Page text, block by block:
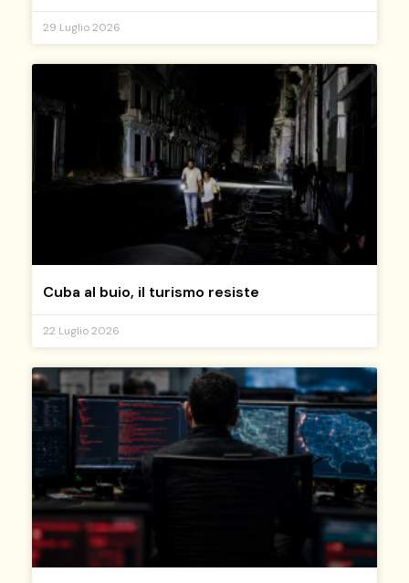
29 Luglio 2026
Cuba al buio, il turismo resiste
22 Luglio 2026